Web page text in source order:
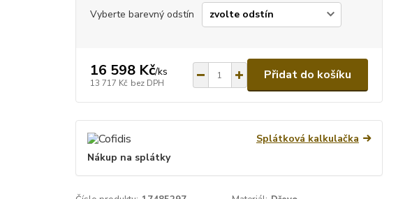
Vyberte barevný odstín
16 598 Kč/ks
13 717 Kč bez DPH
Přidat do košíku
Splátková kalkulačka
Nákup na splátky